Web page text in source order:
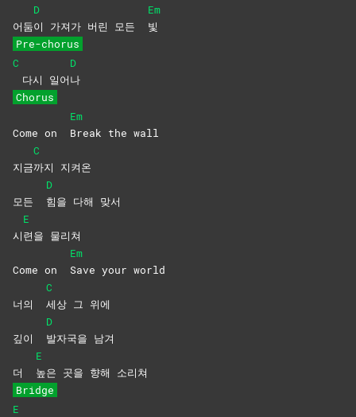
어둠
D
이 가져가 버린 모든
Em
빛
Pre-chorus
C
다시 일어
D
나
Chorus
Come on
Em
Break the wall
지금
C
까지 지켜온
모든
D
힘을 다해 맞서
시
E
련을 물리쳐
Come on
Em
Save your world
너의
C
세상 그 위에
깊이
D
발자국을 남겨
더
E
높은 곳을 향해 소리쳐
Bridge
E